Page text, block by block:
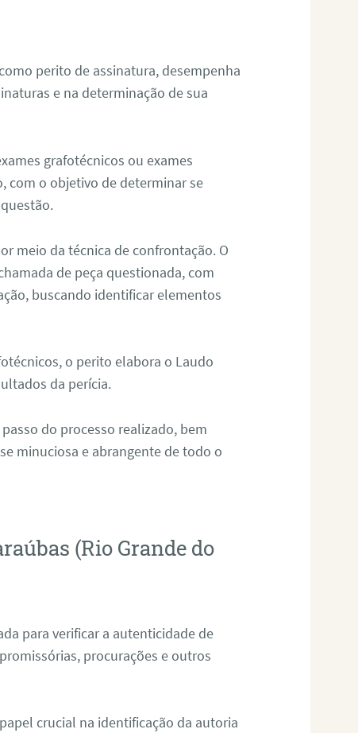
perito de assinatura, desempenha
e na determinação de sua
grafotécnicos ou exames
com o objetivo de determinar se
meio da técnica de confrontação. O
de peça questionada, com
buscando identificar elementos
o perito elabora o Laudo
da perícia.
do processo realizado, bem
minuciosa e abrangente de todo o
(Rio Grande do
para verificar a autenticidade de
procurações e outros
crucial na identificação da autoria